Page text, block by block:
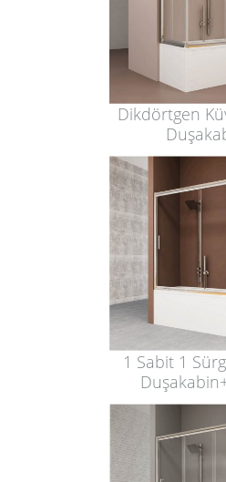
Dikdörtgen
1 Sabit 1